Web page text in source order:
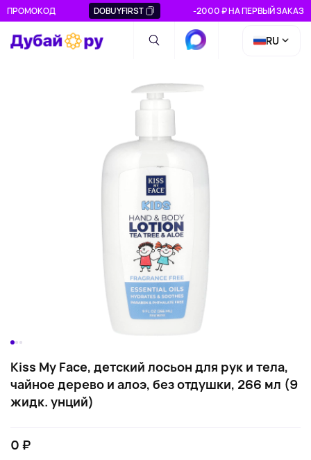
ПРОМОКОД DOBUYFIRST -2000 ₽ НА ПЕРВЫЙ ЗАКАЗ
RU
Kiss My Face, детский лосьон для рук и тела,
чайное дерево и алоэ, без отдушки, 266 мл (9
жидк. унций)
0 ₽